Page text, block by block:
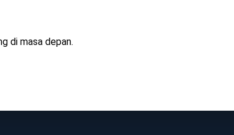
di masa depan.